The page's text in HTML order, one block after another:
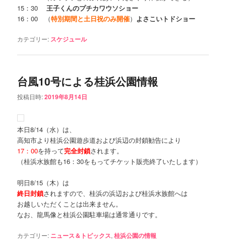
15：30王子くんのプチカワウソショー
16：00 （特別期間と土日祝のみ開催） よさこいトドショー
カテゴリー: スケジュール
台風10号による桂浜公園情報
投稿日時:2019年8月14日
本日8/14（水）は、
高知市より桂浜公園遊歩道および浜辺の封鎖勧告により
17：00を持って完全封鎖されます。
（桂浜水族館も16：30をもってチケット販売終了いたします）
明日8/15（木）は
終日封鎖されますので、桂浜の浜辺および桂浜水族館へは
お越しいただくことは出来ません。
なお、龍馬像と桂浜公園駐車場は通常通りです。
カテゴリー: ニュース＆トピックス,桂浜公園の情報